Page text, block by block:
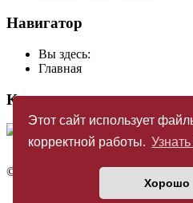
Этот сайт использует
корректной работы.
Хорошо
Навигатор
Вы здесь:
Главная
Купить журнал
© Издательство «Новый
Политика конфиденциальности